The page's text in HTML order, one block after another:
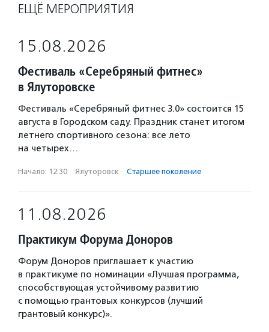
ЕЩЁ МЕРОПРИЯТИЯ
15.08.2026
Фестиваль «Серебряный фитнес»
в Ялуторовске
Фестиваль «Серебряный фитнес 3.0» состоится 15
августа в Городском саду. Праздник станет итогом
летнего спортивного сезона: все лето
на четырех…
Начало: 12:30 · Ялуторовск · Старшее поколение
11.08.2026
Практикум Форума Доноров
Форум Доноров приглашает к участию
в практикуме по номинации «Лучшая программа,
способствующая устойчивому развитию
с помощью грантовых конкурсов (лучший
грантовый конкурс)».